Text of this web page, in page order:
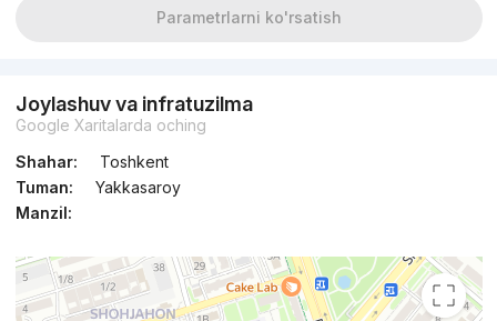
Parametrlarni ko'rsatish
Joylashuv va infratuzilma
Google Xaritalarda oching
Shahar:
Toshkent
Tuman:
Yakkasaroy
Manzil: